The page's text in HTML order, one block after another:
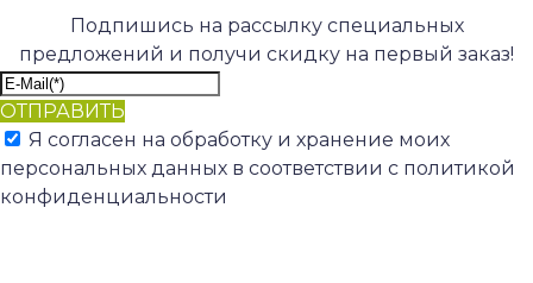
Подпишись на рассылку специальных
предложений и получи скидку на первый заказ!
ОТПРАВИТЬ
Я согласен на обработку и хранение моих
персональных данных в соответствии с политикой
конфиденциальности